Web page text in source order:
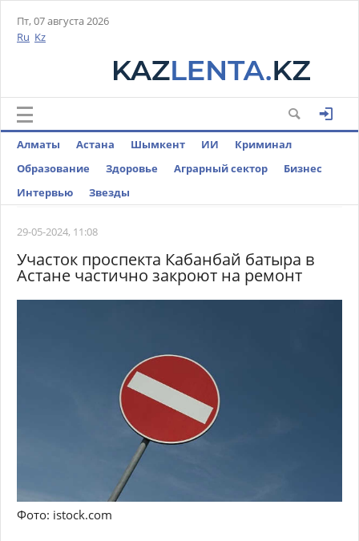
Пт, 07 августа 2026
Ru Kz
Алматы Астана Шымкент ИИ
Криминал
Образование
Здоровье Аграрный сектор
Бизнес
Интервью
Звезды
29-05-2024, 11:08
Участок проспекта Кабанбай батыра в
Астане частично закроют на ремонт
Фото: istock.com